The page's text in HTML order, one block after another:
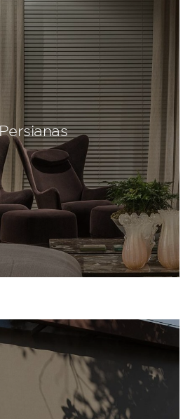
Persianas